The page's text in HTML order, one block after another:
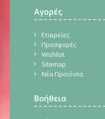
Αγορές
Εταιρείες
Προσφορές
Wishlist
Sitemap
Νέα Προϊόντα
Βοήθεια